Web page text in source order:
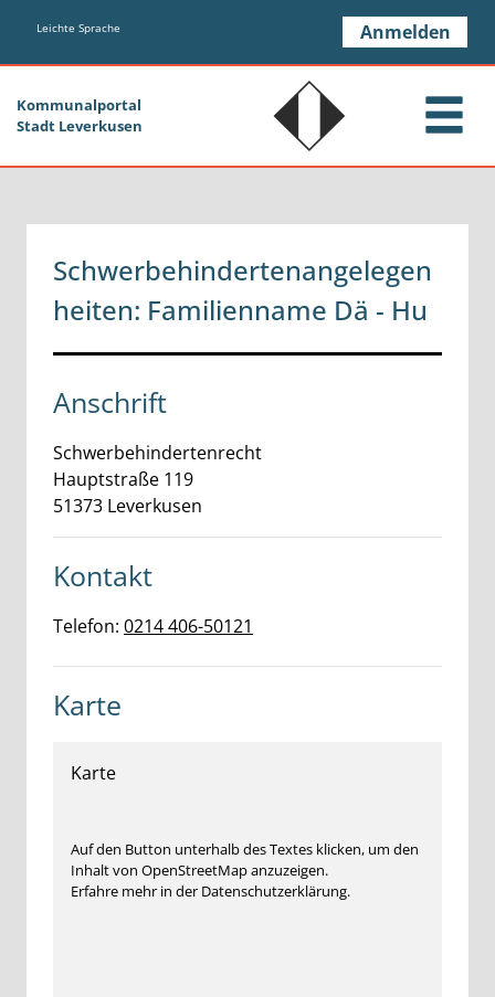
Zum Hauptinhalt springen
Leichte Sprache Anmelden
Kommunalportal
Stadt Leverkusen
Schwerbehindertenangelegen
heiten: Familienname Dä - Hu
Anschrift
Schwerbehindertenrecht
Hauptstraße 119
51373 Leverkusen
Kontakt
Telefon: 0214 406-50121
Karte
Karte
Auf den Button unterhalb des Textes klicken, um den
Inhalt von OpenStreetMap anzuzeigen.
Erfahre mehr in der Datenschutzerklärung.